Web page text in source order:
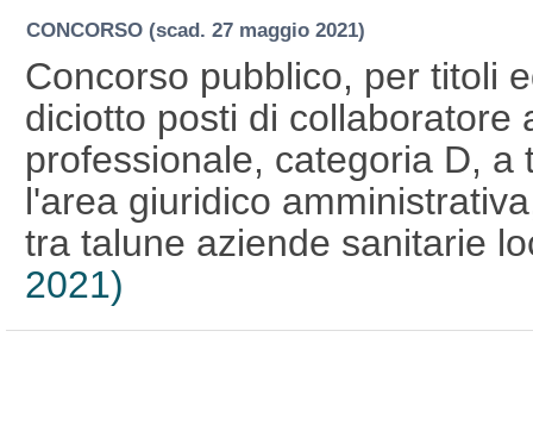
CONCORSO (scad. 27 maggio 2021)
Concorso pubblico, per titoli
diciotto posti di collaboratore
professionale, categoria D,
l'area giuridico
tra talune aziende sanitarie
2021)